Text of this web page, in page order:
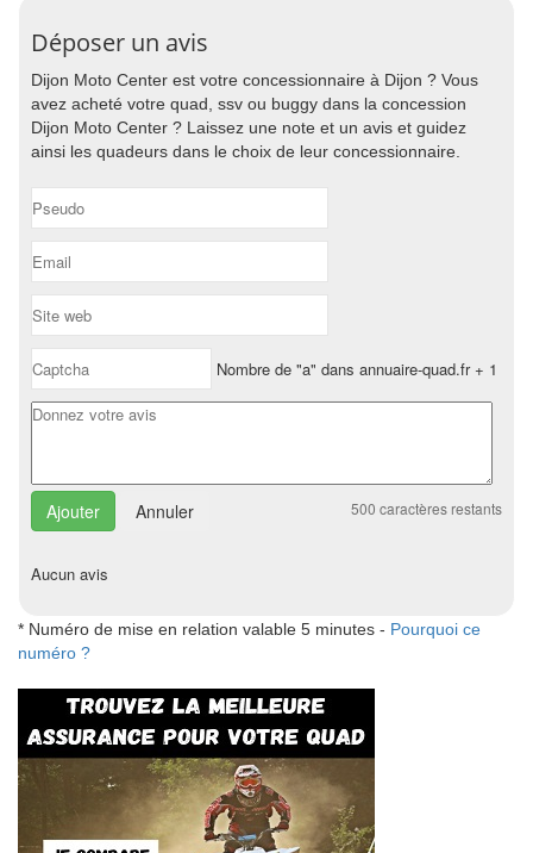
Déposer un avis
Dijon Moto Center est votre concessionnaire à Dijon ? Vous
avez acheté votre quad, ssv ou buggy dans la concession
Dijon Moto Center ? Laissez une note et un avis et guidez
ainsi les quadeurs dans le choix de leur concessionnaire.
Nombre de "a" dans annuaire-quad.fr + 1
Annuler 500 caractères restants
Aucun avis
* Numéro de mise en relation valable 5 minutes - Pourquoi ce
numéro ?